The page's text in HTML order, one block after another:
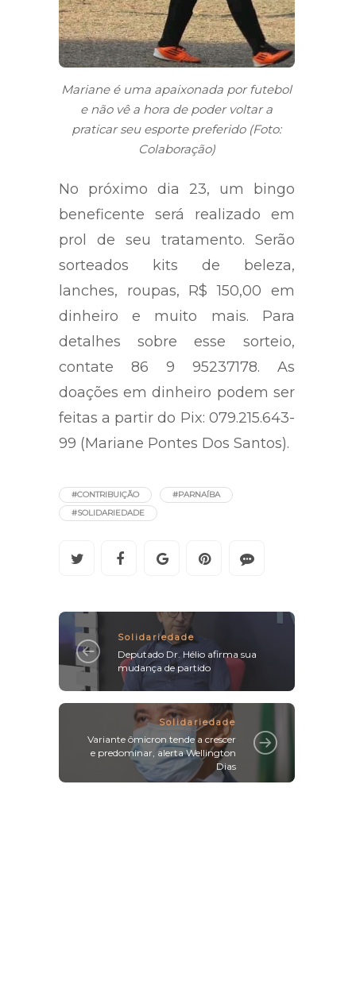
Mariane é uma apaixonada por futebol
e não vê a hora de poder voltar a
praticar seu esporte preferido (Foto:
Colaboração)
No próximo dia 23, um bingo
beneficente será realizado em
prol de seu tratamento. Serão
sorteados kits de beleza,
lanches, roupas, R$ 150,00 em
dinheiro e muito mais. Para
detalhes sobre esse sorteio,
contate 86 9 95237178. As
doações em dinheiro podem ser
feitas a partir do Pix: 079.215.643-
99 (Mariane Pontes Dos Santos).
#CONTRIBUIÇÃO
#PARNAÍBA
#SOLIDARIEDADE
Solidariedade
Deputado Dr. Hélio afirma sua
mudança de partido
Solidariedade
Variante ômicron tende a crescer
e predominar, alerta Wellington
Dias